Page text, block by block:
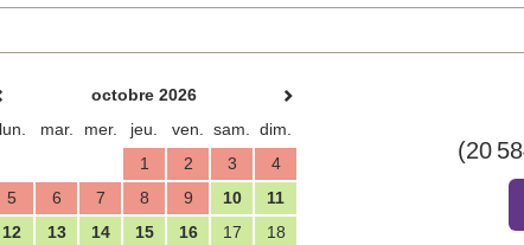
octobre 2026
lun.
mar. mer. jeu. ven. sam.
dim.
1
2 3
4
5
6 7 8 9 10
11
12
13 14 15 16 17
18
(20